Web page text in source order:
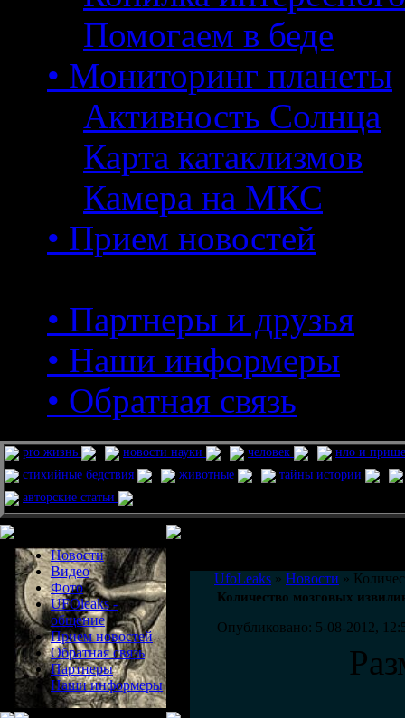
Помогаем в беде
• Мониторинг планеты
Активность Солнца
Карта катаклизмов
Камера на МКС
• Прием новостей
• Партнеры и друзья
• Наши информеры
• Обратная связь
pro жизнь новости науки человек
нло и
стихийные бедствия
животные
тайны истории
авторские статьи
Новости
Видео
Фото
UFOleaks -
общение
Прием новостей
Обратная связь
Партнеры
Наши информеры
UfoLeaks » Новости »
Количество мозговых
Опубликовано: 5-08-2012,